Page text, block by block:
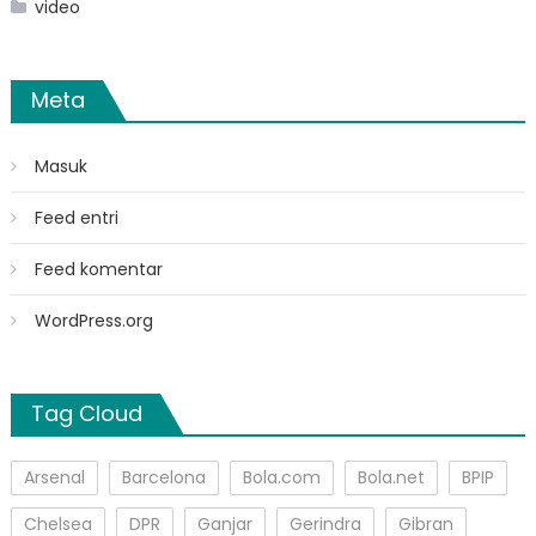
video
Meta
Masuk
Feed entri
Feed komentar
WordPress.org
Tag Cloud
Arsenal Barcelona Bola.com Bola.net
BPIP
Chelsea
DPR Ganjar Gerindra Gibran